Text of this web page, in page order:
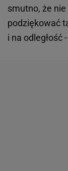
smutno, że
podziękować
i na odległość